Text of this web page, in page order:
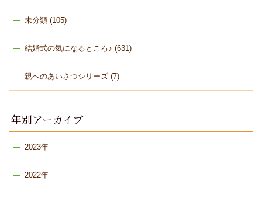
未分類(105)
結婚式の気になるところ♪ (631)
親へのあいさつシリーズ(7)
年別アーカイブ
2023年
2022年